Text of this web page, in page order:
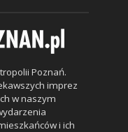
Poznań.
imprez
w naszym
i ich